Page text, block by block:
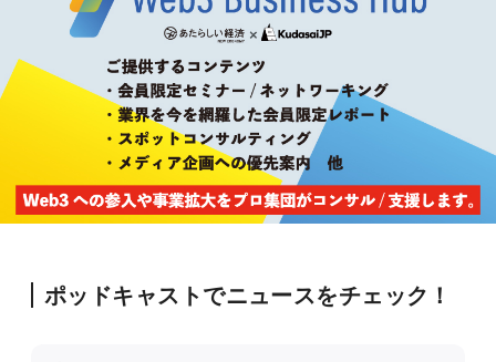
ポッドキャストでニュースをチェック！